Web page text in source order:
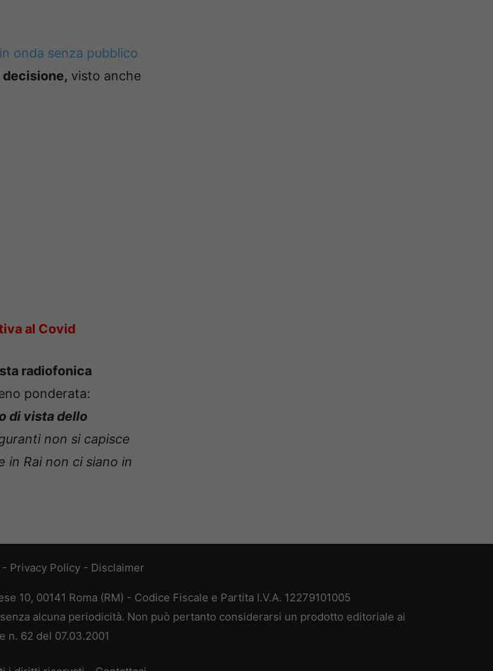
onda senza pubblico
decisione, visto anche
al Covid
radiofonica
ponderata:
di vista dello
non si capisce
in Rai non ci siano in
- Privacy Policy - Disclaimer
10, 00141 Roma (RM) - Codice Fiscale e Partita I.V.A. 12279101005
alcuna periodicità. Non può pertanto considerarsi un prodotto editoriale ai
n. 62 del 07.03.2001